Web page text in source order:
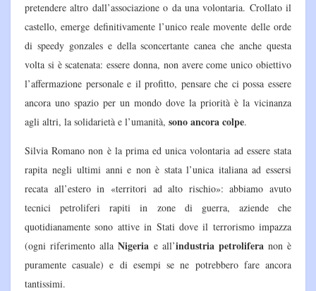
pretendere altro dall’associazione o da una volontaria. Crollato il
castello, emerge definitivamente l’unico reale movente delle orde
di speedy gonzales e della sconcertante canea che anche questa
volta si è scatenata: essere donna, non avere come unico obiettivo
l’affermazione personale e il profitto, pensare che ci possa essere
ancora uno spazio per un mondo dove la priorità è la vicinanza
agli altri, la solidarietà e l’umanità, sono ancora colpe.
Silvia Romano non è la prima ed unica volontaria ad essere stata
rapita negli ultimi anni e non è stata l’unica italiana ad essersi
recata all’estero in «territori ad alto rischio»: abbiamo avuto
tecnici petroliferi rapiti in zone di guerra, aziende che
quotidianamente sono attive in Stati dove il terrorismo impazza
(ogni riferimento allaNigeria e all’industria petrolifera non è
puramente casuale) e di esempi se ne potrebbero fare ancora
tantissimi.